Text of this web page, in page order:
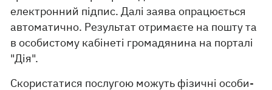
електронний підпис. Далі заява опрацюється
автоматично. Результат отримаєте на пошту та
в особистому кабінеті громадянина на порталі
"Дія".
Скористатися послугою можуть фізичні особи-